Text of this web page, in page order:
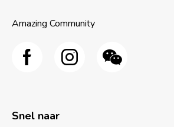
Amazing Community
Snel naar